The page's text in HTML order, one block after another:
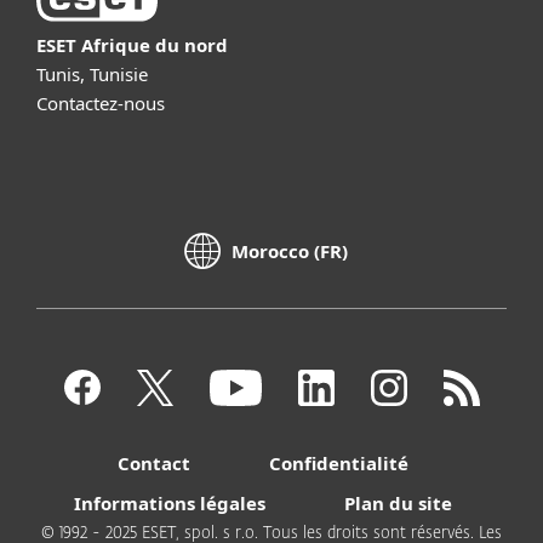
ESET Afrique du nord
Tunis, Tunisie
Contactez-nous
Morocco (FR)
Contact
Confidentialité
Informations légales
Plan du site
© 1992 - 2025 ESET, spol. s r.o. Tous les droits sont réservés. Les